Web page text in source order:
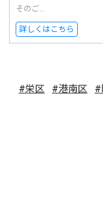
そのご...
詳しくはこちら
#栄区 #港南区 #